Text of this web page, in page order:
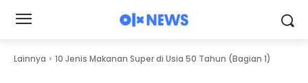
Lainnya 10 Jenis Makanan Super di Usia 50 Tahun (Bagian 1)